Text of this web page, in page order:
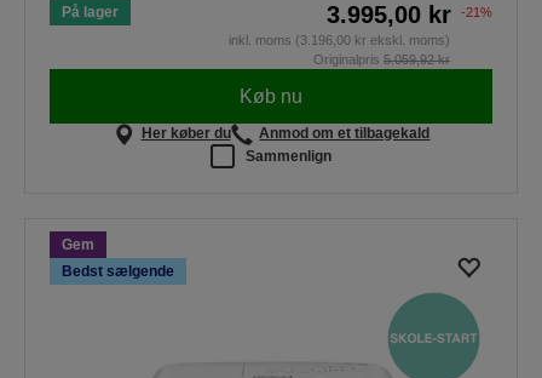
På lager 3.995,00 kr
-21%
inkl. moms (3.196,00 kr ekskl. moms)
Originalpris 5.059,92 kr
Køb nu
Her køber du
Anmod om et tilbagekald
Sammenlign
Gem
Bedst sælgende